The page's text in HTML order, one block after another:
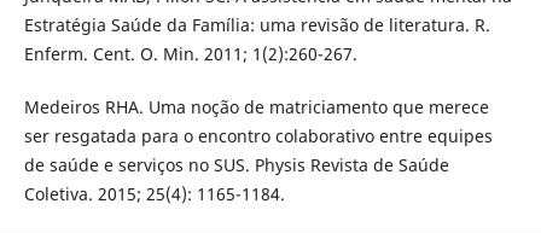
Estratégia Saúde da Família: uma revisão de literatura. R.
Enferm. Cent. O. Min. 2011; 1(2):260-267.
Medeiros RHA. Uma noção de matriciamento que merece
ser resgatada para o encontro colaborativo entre equipes
de saúde e serviços no SUS. Physis Revista de Saúde
Coletiva. 2015; 25(4): 1165-1184.